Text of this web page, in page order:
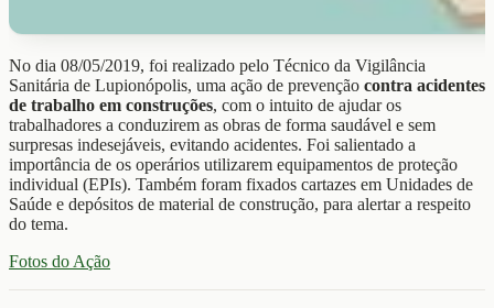
No dia 08/05/2019, foi realizado pelo Técnico da Vigilância
Sanitária de Lupionópolis, uma ação de prevenção contra acidentes
de trabalho em construções, com o intuito de ajudar os
trabalhadores a conduzirem as obras de forma saudável e sem
surpresas indesejáveis, evitando acidentes. Foi salientado a
importância de os operários utilizarem equipamentos de proteção
individual (EPIs). Também foram fixados cartazes em Unidades de
Saúde e depósitos de material de construção, para alertar a respeito
do tema.
Fotos do Ação